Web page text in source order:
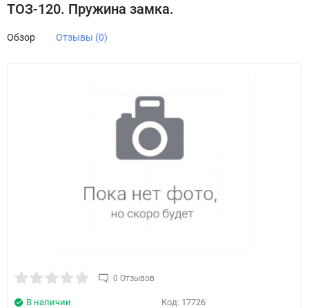
ТОЗ-120. Пружина замка.
Обзор Отзывы (0)
0 Отзывов
Код: 17726
В наличии